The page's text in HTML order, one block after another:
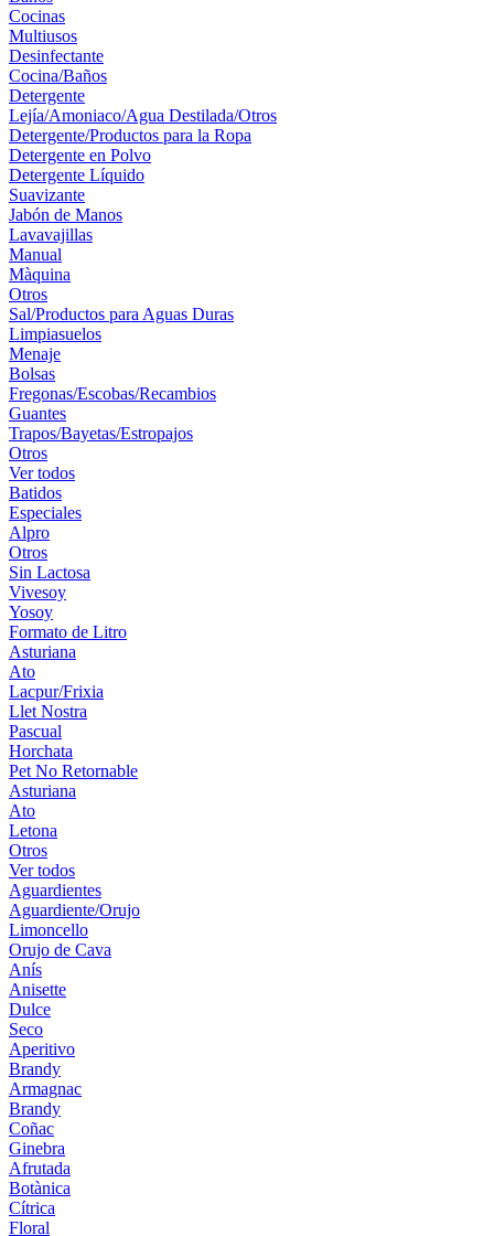
Cocinas
Multiusos
Desinfectante
Cocina/Baños
Detergente
Lejía/Amoniaco/Agua Destilada/Otros
Detergente/Productos para la Ropa
Detergente en Polvo
Detergente Líquido
Suavizante
Jabón de Manos
Lavavajillas
Manual
Màquina
Otros
Sal/Productos para Aguas Duras
Limpiasuelos
Menaje
Bolsas
Fregonas/Escobas/Recambios
Guantes
Trapos/Bayetas/Estropajos
Otros
Ver todos
Batidos
Especiales
Alpro
Otros
Sin Lactosa
Vivesoy
Yosoy
Formato de Litro
Asturiana
Ato
Lacpur/Frixia
Llet Nostra
Pascual
Horchata
Pet No Retornable
Asturiana
Ato
Letona
Otros
Ver todos
Aguardientes
Aguardiente/Orujo
Limoncello
Orujo de Cava
Anís
Anisette
Dulce
Seco
Aperitivo
Brandy
Armagnac
Brandy
Coñac
Ginebra
Afrutada
Botànica
Cítrica
Floral